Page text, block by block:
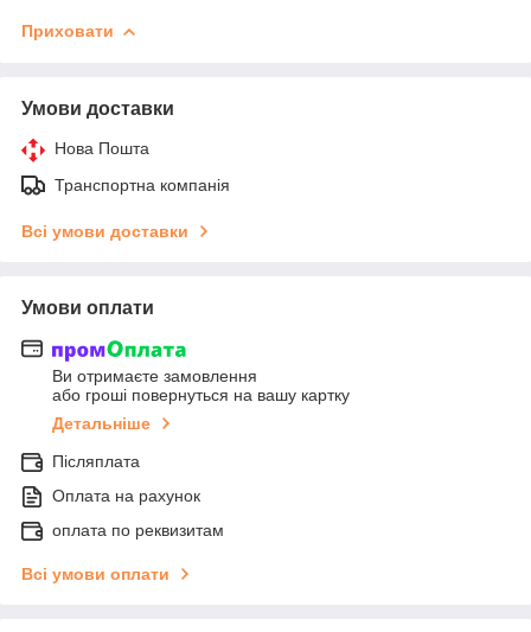
Приховати
Умови доставки
Нова Пошта
Транспортна компанія
Всі умови доставки
Умови оплати
Ви отримаєте замовлення
або гроші повернуться на вашу картку
Детальніше
Післяплата
Оплата на рахунок
оплата по реквизитам
Всі умови оплати